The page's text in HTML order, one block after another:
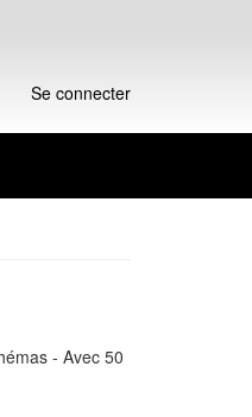
Se connecter
- Avec 50